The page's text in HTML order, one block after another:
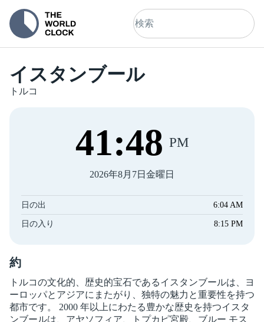
イスタンブール
トルコ
41:48 PM
2026年8月7日金曜日
日の出 6:04 AM
日の入り 8:15 PM
約
トルコの文化的、歴史的宝石であるイスタンブールは、ヨ
ーロッパとアジアにまたがり、独特の魅力と重要性を持つ
都市です。 2000 年以上にわたる豊かな歴史を持つイスタ
ンブールは、アヤソフィア、トプカピ宮殿、ブルー モス